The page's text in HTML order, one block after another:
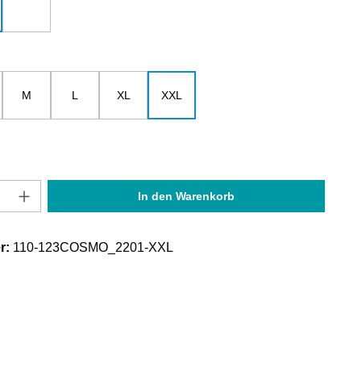
M L XL XXL
Gib den gewünschten Wert ein
In den Warenkorb
110-123COSMO_2201-XXL